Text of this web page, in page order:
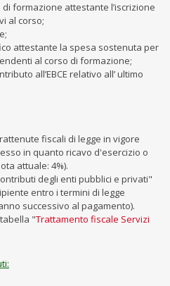
formazione attestante l’iscrizione
al corso;
attestante la spesa sostenuta per
al corso di formazione;
all’EBCE relativo all’ ultimo
fiscali di legge in vigore
in quanto ricavo d'esercizio o
attuale: 4%).
degli enti pubblici e privati"
entro i termini di legge
successivo al pagamento).
"Trattamento fiscale Servizi